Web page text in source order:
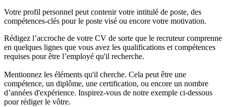
Votre profil personnel peut contenir votre intitulé de poste, des
compétences-clés pour le poste visé ou encore votre motivation.
Rédigez l’accroche de votre CV de sorte que le recruteur comprenne
en quelques lignes que vous avez les qualifications et compétences
requises pour être l’employé qu'il recherche.
Mentionnez les éléments qu'il cherche. Cela peut être une
compétence, un diplôme, une certification, ou encore un nombre
d’années d'expérience. Inspirez-vous de notre exemple ci-dessous
pour rédiger le vôtre.